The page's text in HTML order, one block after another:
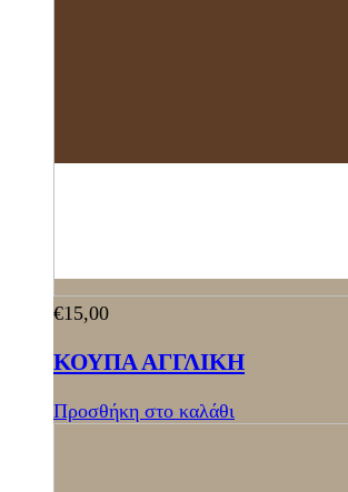
€15,00
ΚΟΥΠΑ ΑΓΓΛΙΚΗ
Προσθήκη στο καλάθι